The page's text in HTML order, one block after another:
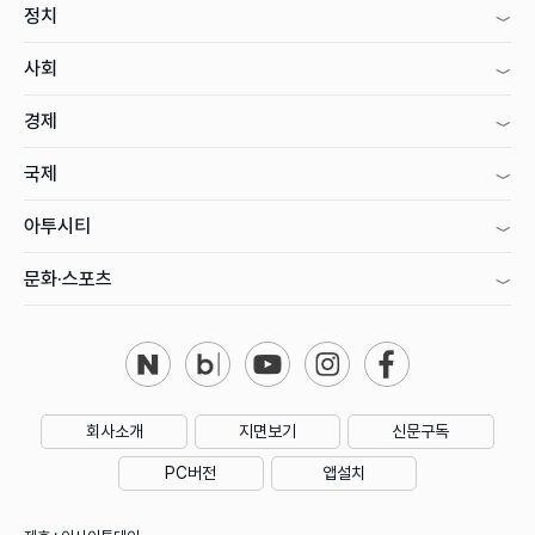
정치
사회
경제
국제
아투시티
문화·스포츠
회사소개 지면보기 신문구독
PC버전 앱설치